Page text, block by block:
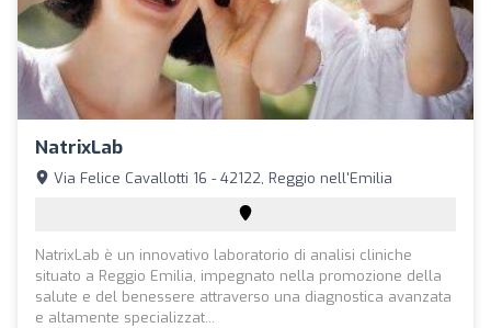
NatrixLab
Via Felice Cavallotti 16 - 42122, Reggio nell'Emilia
NatrixLab è un innovativo laboratorio di analisi cliniche
situato a Reggio Emilia, impegnato nella promozione della
salute e del benessere attraverso una diagnostica avanzata
e altamente specializzat...